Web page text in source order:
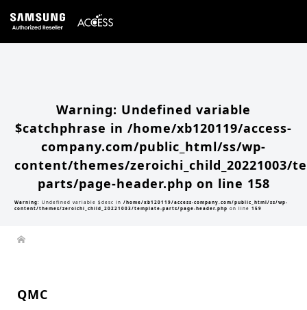
Warning : Attempt to read property "slug" on null in
company.com/public_html/ss/wp-content/themes/zeroichi_child_20221003/single.php
Warning: Undefined variable
$catchphrase in /home/xb120119/access-
company.com/public_html/ss/wp-
content/themes/zeroichi_child_20221003/
parts/page-header.php on line 158
Warning: Undefined variable $desc in /home/xb120119/access-company.com/public_html/ss/wp-
content/themes/zeroichi_child_20221003/template-parts/page-header.php on line 159
QMC